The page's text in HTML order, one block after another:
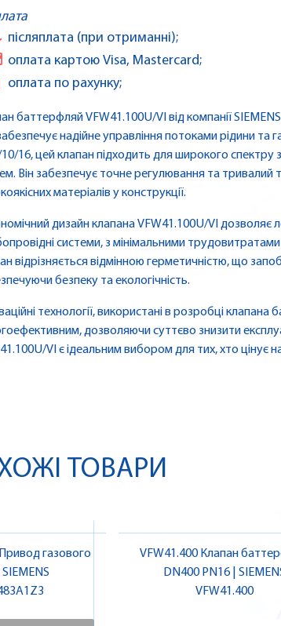
післяплата (при отриманні);
оплата картою Visa, Mastercard;
оплата по рахунку;
баттерфляй VFW41.100U/VI від компанії
надійне управління потоками рідини та
10/16, цей клапан підходить для широкого
Він забезпечує точне регулювання та
матеріалів у конструкції.
дизайн клапана VFW41.100U/VI дозволяє
системи, з мінімальними
відрізняється відмінною герметичністю, що
безпеку та екологічність.
технології, використані в розробці
дозволяючи суттєво знизити
VI є ідеальним вибором для тих, хто цінує
ТОВАРИ
газового
VFW41.400 Клапан
DN400 PN16 |
VFW41.400